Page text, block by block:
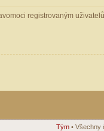
registrovaným
Tým • Všechny